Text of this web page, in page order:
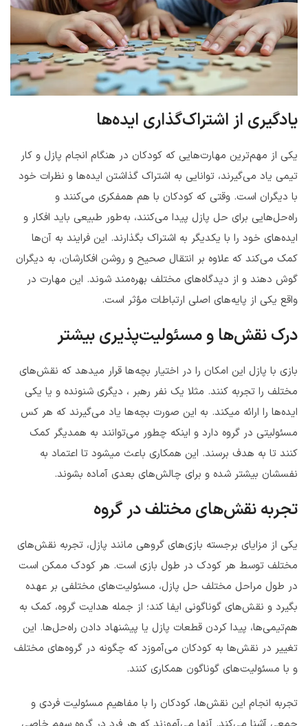
یادگیری از اشتراک‌گذاری ایده‌ها
یکی از مهم‌ترین مهارت‌هایی که کودکان در هنگام انجام پازل و کار
تیمی یاد می‌گیرند، توانایی به اشتراک گذاشتن ایده‌ها و نظرات خود
با دیگران است. وقتی که کودکان با هم همفکری می‌کنند و
راه‌حل‌هایی برای حل پازل پیدا می‌کنند، به‌طور طبیعی باید افکار و
ایده‌های خود را با یکدیگر به اشتراک بگذارند. این فرایند به آن‌ها
کمک می‌کند که علاوه بر انتقال صحیح و روشن افکارشان، به دیگران
گوش دهند و از دیدگاه‌های مختلف بهره‌مند شوند. این مهارت در
واقع یکی از پایه‌های اصلی ارتباطات مؤثر است.
درک نقش‌ها و مسئولیت‌پذیری بیشتر
بازی با پازل این امکان را در اختیار بچه‌ها قرار میدهد که نقش‌های
مختلف را تجربه کنند. مثلا یک نفر رهبر ، دیگری شنونده و یا یکی
ایده‌ها را ارائه میکند. به این صورت بچه‌ها یاد می‌گیرند که هر کس
مسئولیتی در گروه دارد و اینکه چطور می‌توانند به همدیگر کمک
کنند تا به هدف برسند. این همکاری باعث میشود تا اعتماد به
نفسشان بیشتر شده و برای چالش‌های بعدی آماده بشوند.
تجربه نقش‌های مختلف در گروه
یکی از مزایای برجسته بازی‌های گروهی مانند پازل، تجربه نقش‌های
مختلف توسط هر کودک در طول بازی است. هر کودک ممکن است
در طول مراحل مختلف حل پازل، مسئولیت‌های مختلفی بر عهده
بگیرد و نقش‌های گوناگونی ایفا کند؛ از جمله هدایت گروه، کمک به
هم‌تیمی‌ها، پیدا کردن قطعات پازل یا پیشنهاد دادن راه‌حل‌ها. این
تغییر در نقش‌ها به کودکان می‌آموزد که چگونه در گروه‌های مختلف
و با مسئولیت‌های گوناگون همکاری کنند.
تجربه انجام این نقش‌ها، کودکان را با مفاهیم مسئولیت فردی و